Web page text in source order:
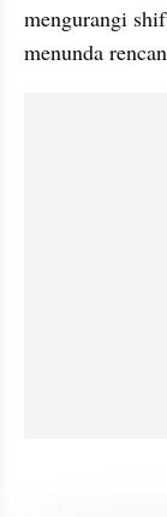
mengurangi
menunda